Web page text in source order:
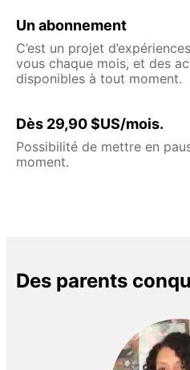
Un abonnement
C’est un projet
vous chaque mois, et des
disponibles à tout moment.
Dès 29,90 $US/mois.
Possibilité de mettre en
moment.
Des parents